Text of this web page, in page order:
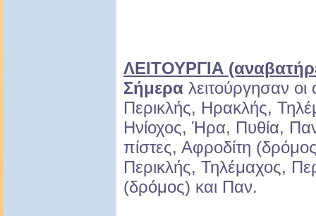
ΛΕΙΤΟΥΡΓΙΑ
Σήμερα λειτούργησαν
Περικλής, Ηρακλής,
Ηνίοχος, Ήρα, Πυθία,
πίστες, Αφροδίτη
Περικλής, Τηλέμαχος,
(δρόμος) και Παν.